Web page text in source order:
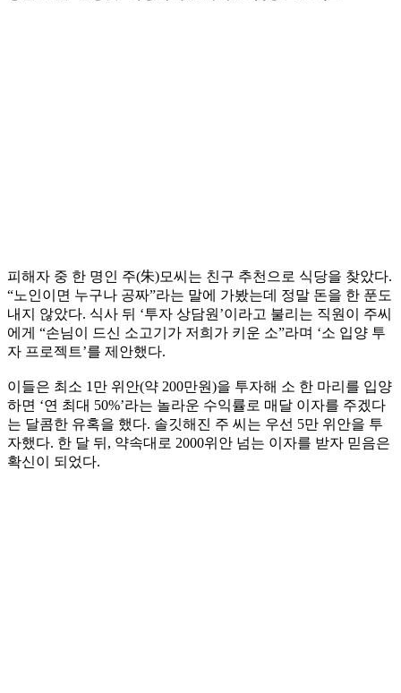
피해자 중 한 명인 주(朱)모씨는 친구 추천으로 식당을 찾았다.
“노인이면 누구나 공짜”라는 말에 가봤는데 정말 돈을 한 푼도
내지 않았다. 식사 뒤 ‘투자 상담원’이라고 불리는 직원이 주씨
에게 “손님이 드신 소고기가 저희가 키운 소”라며 ‘소 입양 투
자 프로젝트’를 제안했다.
이들은 최소 1만 위안(약 200만원)을 투자해 소 한 마리를 입양
하면 ‘연 최대 50%’라는 놀라운 수익률로 매달 이자를 주겠다
는 달콤한 유혹을 했다. 솔깃해진 주 씨는 우선 5만 위안을 투
자했다. 한 달 뒤, 약속대로 2000위안 넘는 이자를 받자 믿음은
확신이 되었다.